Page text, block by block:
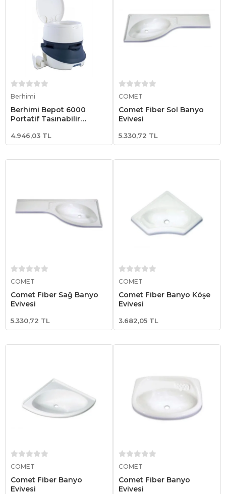
Berhimi
Berhimi Bepot 6000
Portatif Taşınabilir
4.946,03 TL
COMET
Comet Fiber Sol Banyo
Eviyesi
5.330,72 TL
COMET
Comet Fiber Sağ Banyo
Eviyesi
5.330,72 TL
COMET
Comet Fiber Banyo Köşe
Eviyesi
3.682,05 TL
COMET
Comet Fiber Banyo
Eviyesi
COMET
Comet Fiber Banyo
Eviyesi